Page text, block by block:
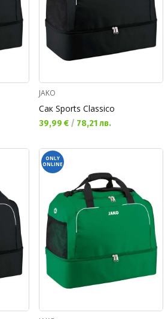
JAKO
Сак Sports Classico
Текуща цена:
39,99 € / 78,21 лв.
ONLY
ONLINE